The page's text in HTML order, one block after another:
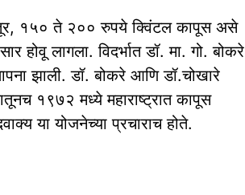
१५० ते २०० रुपये क्‍विंटल कापूस असे
होवू लागला. विदर्भात डॉ. मा. गो. बोकरे
झाली. डॉ. बोकरे आणि डॉ.चोखारे
१९७२ मध्ये महाराष्ट्रात कापूस
या योजनेच्या प्रचाराच होते.